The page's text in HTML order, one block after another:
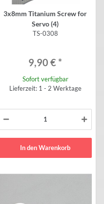
3x8mm Titanium Screw for
Servo (4)
TS-0308
9,90 € *
Sofort verfügbar
Lieferzeit: 1 - 2 Werktage
In den Warenkorb